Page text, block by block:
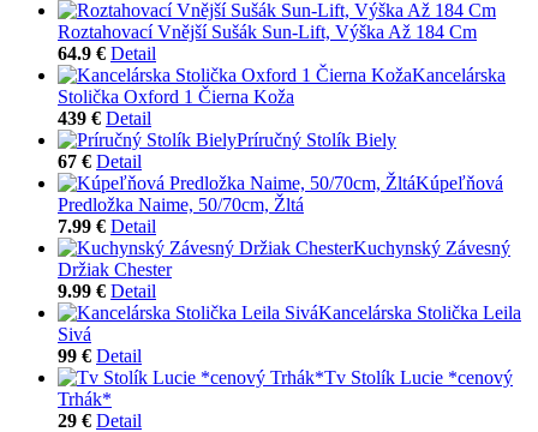
Roztahovací Vnější Sušák Sun-Lift, Výška Až 184 Cm
64.9 € Detail
Kancelárska
Stolička Oxford 1 Čierna Koža
439 € Detail
Príručný Stolík Biely
67 € Detail
Kúpeľňová
Predložka Naime, 50/70cm, Žltá
7.99 € Detail
Kuchynský Závesný
Držiak Chester
9.99 € Detail
Kancelárska Stolička Leila
Sivá
99 € Detail
Tv Stolík Lucie *cenový
Trhák*
29 € Detail